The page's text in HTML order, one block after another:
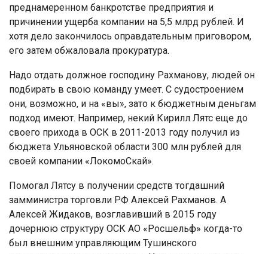
преднамеренном банкротстве предприятия и
причинении ущерба компании на 5,5 млрд рублей. И
хотя дело закончилось оправдательным приговором,
его затем обжаловала прокуратура.
Надо отдать должное господину Рахманову, людей он
подбирать в свою команду умеет. С судостроением
они, возможно, и на «вы», зато к бюджетным деньгам
подход имеют. Например, некий Кирилл Лятс еще до
своего прихода в ОСК в 2011-2013 году получил из
бюджета Ульяновской области 300 млн рублей для
своей компании «ЛокомоСкай».
Помогал Лятсу в получении средств тогдашний
замминистра торговли РФ Алексей Рахманов. А
Алексей Жидаков, возглавивший в 2015 году
дочернюю структуру ОСК АО «Росшельф» когда-то
был внешним управляющим Тушинского